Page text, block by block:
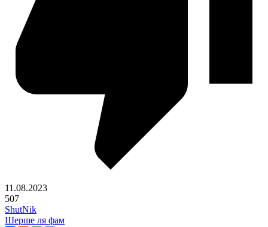
11.08.2023
507
ShutNik
Шерше ля фам